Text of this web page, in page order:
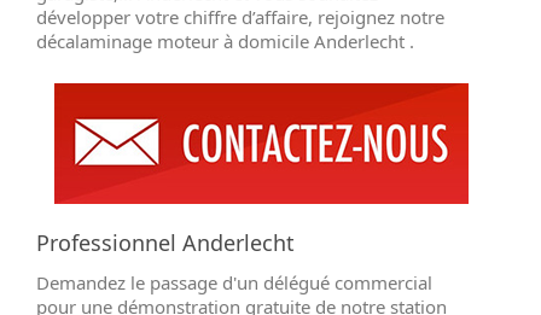
développer votre chiffre d’affaire, rejoignez notre
décalaminage moteur à domicile Anderlecht .
Professionnel Anderlecht
Demandez le passage d'un délégué commercial
pour une démonstration gratuite de notre station